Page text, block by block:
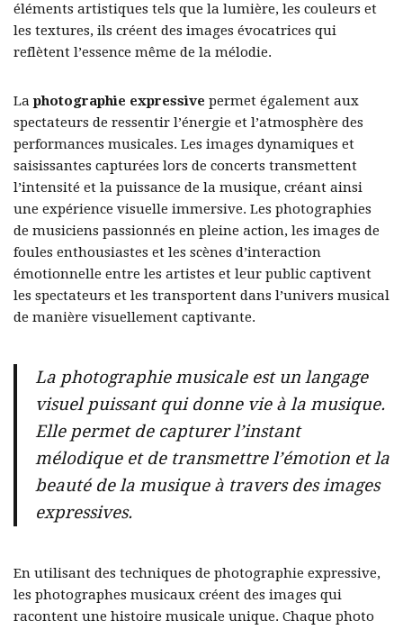
éléments artistiques tels que la lumière, les couleurs et
les textures, ils créent des images évocatrices qui
reflètent l’essence même de la mélodie.
La photographie expressive permet également aux
spectateurs de ressentir l’énergie et l’atmosphère des
performances musicales. Les images dynamiques et
saisissantes capturées lors de concerts transmettent
l’intensité et la puissance de la musique, créant ainsi
une expérience visuelle immersive. Les photographies
de musiciens passionnés en pleine action, les images de
foules enthousiastes et les scènes d’interaction
émotionnelle entre les artistes et leur public captivent
les spectateurs et les transportent dans l’univers musical
de manière visuellement captivante.
La photographie musicale est un langage
visuel puissant qui donne vie à la musique.
Elle permet de capturer l’instant
mélodique et de transmettre l’émotion et la
beauté de la musique à travers des images
expressives.
En utilisant des techniques de photographie expressive,
les photographes musicaux créent des images qui
racontent une histoire musicale unique. Chaque photo